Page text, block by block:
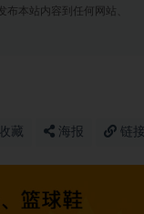
本站内容到任何网站、
收藏 海报 链接